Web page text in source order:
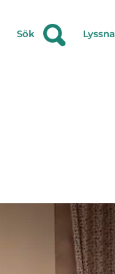
Sök Lyssna